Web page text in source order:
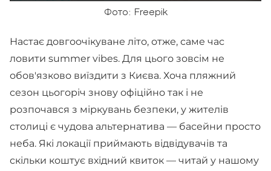
Фото: Freepik
Настає довгоочікуване літо, отже, саме час
ловити summer vibes. Для цього зовсім не
обов'язково виїздити з Києва. Хоча пляжний
сезон цьогоріч знову офіційно так і не
розпочався з міркувань безпеки, у жителів
столиці є чудова альтернатива — басейни просто
неба. Які локації приймають відвідувачів та
скільки коштує вхідний квиток — читай у нашому